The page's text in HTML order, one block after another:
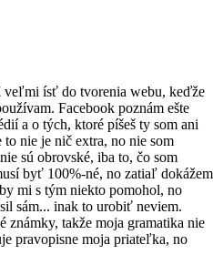
veľmi ísť do tvorenia webu, keďže
Facebook poznám ešte
a o tých, ktoré píšeš ty som ani
nie je nič extra, no nie som
sú obrovské, iba to, čo som
byť 100%-né, no zatiaľ dokážem
mi s tým niekto pomohol, no
sám... inak to urobiť neviem.
známky, takže moja gramatika nie
pravopisne moja priateľka, no